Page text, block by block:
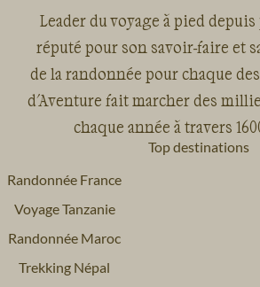
Leader du voyage à pied depuis
réputé pour son savoir-faire et
de la randonnée pour chaque
d'Aventure fait marcher des
chaque année à travers
Top destinations
Randonnée France
Voyage Tanzanie
Randonnée Maroc
Trekking Népal